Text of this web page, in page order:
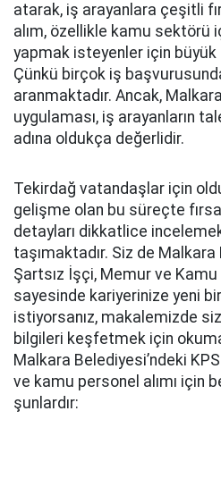
atarak, iş arayanlara çeşitli
alım, özellikle kamu sektörü
yapmak isteyenler için
Çünkü birçok iş
aranmaktadır. Ancak,
uygulaması, iş arayanların
adına oldukça değerlidir.
Tekirdağ vatandaşlar için
gelişme olan bu süreçte
detayları dikkatlice
taşımaktadır. Siz de
Şartsız İşçi, Memur ve Kamu
sayesinde kariyerinize yeni
istiyorsanız, makalemizde
bilgileri keşfetmek için
Malkara Belediyesi’ndeki
ve kamu personel alımı için
şunlardır: